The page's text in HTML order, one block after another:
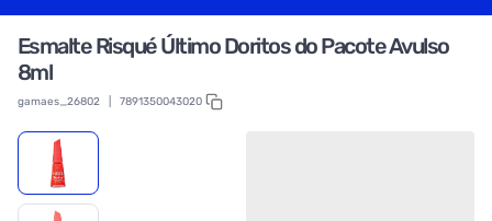
Esmalte Risqué Último Doritos do Pacote Avulso
8ml
gamaes_26802 7891350043020